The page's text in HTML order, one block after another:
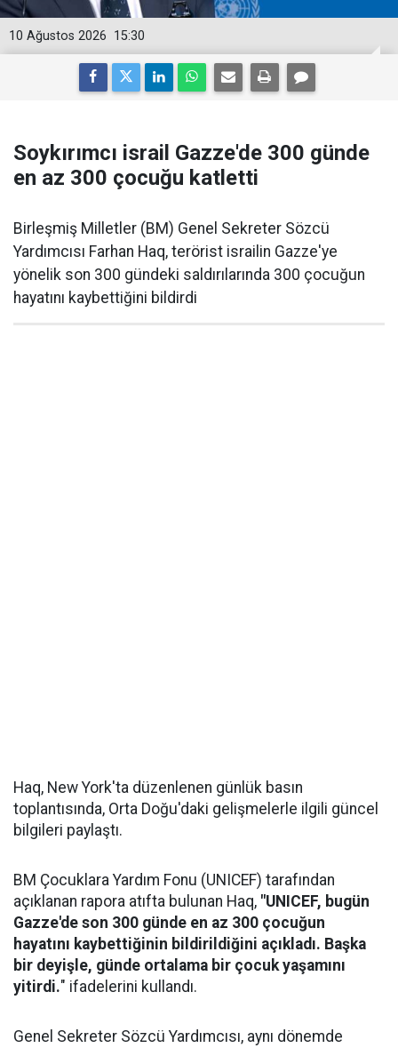
15:30
10 Ağustos 2026
Soykırımcı israil Gazze'de 300 günde
en az 300 çocuğu katletti
Birleşmiş Milletler (BM) Genel Sekreter Sözcü
Yardımcısı Farhan Haq, terörist israilin Gazze'ye
yönelik son 300 gündeki saldırılarında 300 çocuğun
hayatını kaybettiğini bildirdi
Haq, New York'ta düzenlenen günlük basın
toplantısında, Orta Doğu'daki gelişmelerle ilgili güncel
bilgileri paylaştı.
BM Çocuklara Yardım Fonu (UNICEF) tarafından
açıklanan rapora atıfta bulunan Haq, "UNICEF, bugün
Gazze'de son 300 günde en az 300 çocuğun
hayatını kaybettiğinin bildirildiğini açıkladı. Başka
bir deyişle, günde ortalama bir çocuk yaşamını
yitirdi." ifadelerini kullandı.
Genel Sekreter Sözcü Yardımcısı, aynı dönemde